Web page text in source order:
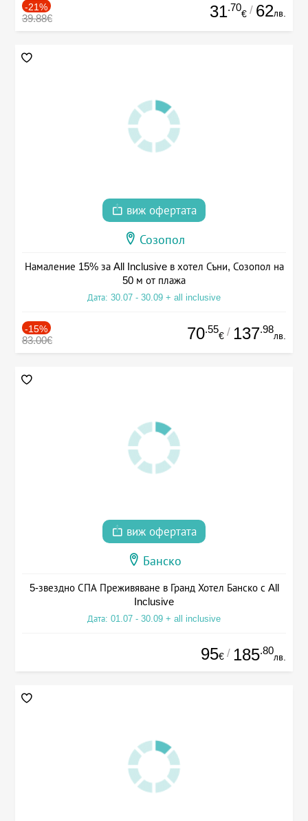
-21%
39.88€ 31.70
€ / 62лв.
виж офертата
Созопол
Намаление 15% за All Inclusive в хотел Съни, Созопол на
50 м от плажа
Дата: 30.07 - 30.09 + all inclusive
-15%
83.00€ 70.55
€ / 137.98
лв.
виж офертата
Банско
5-звездно СПА Преживяване в Гранд Хотел Банско с All
Inclusive
Дата: 01.07 - 30.09 + all inclusive
95€ / 185.80
лв.